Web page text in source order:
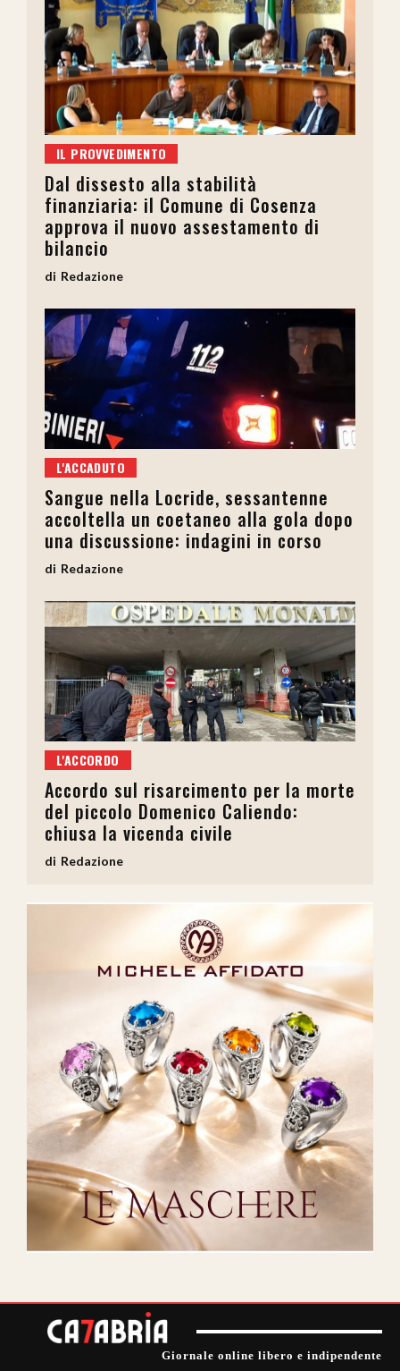
IL PROVVEDIMENTO
Dal dissesto alla stabilità
finanziaria: il Comune di Cosenza
approva il nuovo assestamento di
bilancio
Redazione
L'ACCADUTO
Sangue nella Locride, sessantenne
accoltella un coetaneo alla gola dopo
una discussione: indagini in corso
Redazione
L'ACCORDO
Accordo sul risarcimento per la morte
del piccolo Domenico Caliendo:
chiusa la vicenda civile
Redazione
Giornale online libero e indipendente